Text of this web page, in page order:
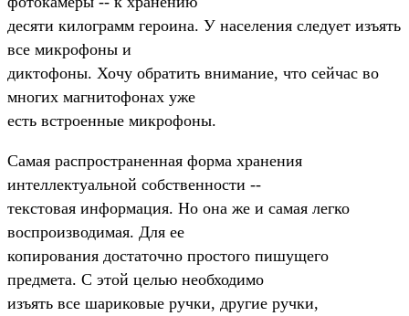
десяти килограмм героина. У населения следует изъять
все микрофоны и
диктофоны. Хочу обратить внимание, что сейчас во
многих магнитофонах уже
есть встроенные микрофоны.
Самая распространенная форма хранения
интеллектуальной собственности --
текстовая информация. Hо она же и самая легко
воспроизводимая. Для ее
копирования достаточно простого пишущего
предмета. С этой целью необходимо
изъять все шариковые ручки, другие ручки,